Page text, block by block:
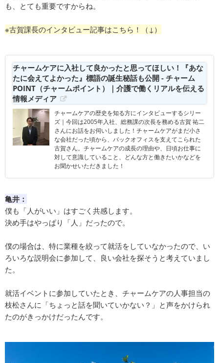
も、とても重要ですからね。
※古賀課長のインタビュー記事はこちら！（↓）
チャームケアに入社して良かったと思ってほしい！『あな
たに会えてよかった』標語の誕生秘話も公開 - チャーム
POINT（チャームポイント）｜介護で働くリアルを伝える
情報メディア
チャームケアの歴史を知る方にインタビューするシリー
ズ｜今回は2005年入社、総務課の次長を務める古賀 祐二
さんにお話をお伺いしました！チャームケアがまだ小さ
な会社だった頃から、バックオフィスを支えてこられた
古賀さん。チャームケアの成長の理由や、日頃お仕事に
対して意識していること、どんな方と働きたいかなどを
お聞かせいただきました！
亀井：
僕も「人がいい」はすごく共感します。
決め手はやっぱり「人」だったので。
僕の場合は、特に業種を絞って就活をしていなかったので、い
ろいろな説明会に参加して、良い会社を探そうと考えていまし
た。
就活イベントに参加していたとき、チャームケアの人事担当の
枝松さんに「ちょっと話を聞いていかない？」と声をかけられ
たのがきっかけだったんです。